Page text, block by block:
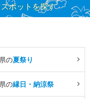
ポットを探す
の夏祭り
の縁日・納涼祭